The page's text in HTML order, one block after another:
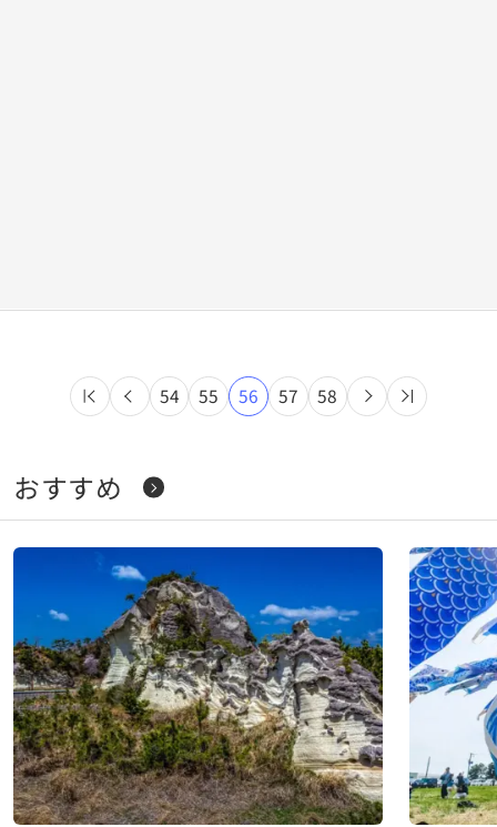
54 55 56 57 58
おすすめ